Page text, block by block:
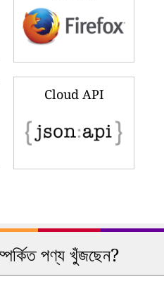
Cloud API
পণ্য খুঁজছেন?